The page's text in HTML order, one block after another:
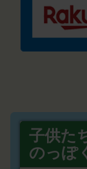
子供た
のっぽ